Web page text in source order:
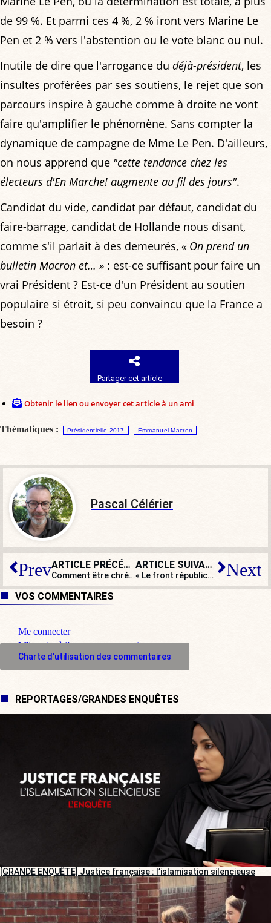
de 99 %. Et parmi ces 4 %, 2 % iront vers Marine Le
Pen et 2 % vers l'abstention ou le vote blanc ou nul.
Inutile de dire que l'arrogance du déjà-président, les
insultes proférées par ses soutiens, le rejet que son
parcours inspire à gauche comme à droite ne vont
faire qu'amplifier le phénomène. Sans compter la
dynamique de campagne de Mme Le Pen. D'ailleurs,
on nous apprend que "cette tendance chez les
électeurs d'En Marche! augmente au fil des jours".
Candidat du vide, candidat par défaut, candidat du
faire-barrage, candidat de Hollande nous disant,
comme s'il parlait à des demeurés, « On prend un
bulletin Macron et… » : est-ce suffisant pour faire un
vrai Président ? Est-ce d'un Président au soutien
populaire si étroit, si peu convaincu que la France a
besoin ?
Partager cet article
Obtenir le lien ou envoyer cet article à un ami
Thématiques : Présidentielle 2017 Emmanuel Macron
Pascal Célérier
Prev ARTICLE PRÉCÉDENT
Comment être chrétien et refuser de considérer la souffrance d’un électorat ?
ARTICLE SUIVANT
« Le front républicain a du plomb dans l’aile et l’élection est loin d’être jouée ! » Next
VOS COMMENTAIRES
Me connecter
M'inscrire à l'espace commentaire
Charte d'utilisation des commentaires
REPORTAGES/GRANDES ENQUÊTES
[GRANDE ENQUÊTE] Justice française : l’islamisation silencieuse